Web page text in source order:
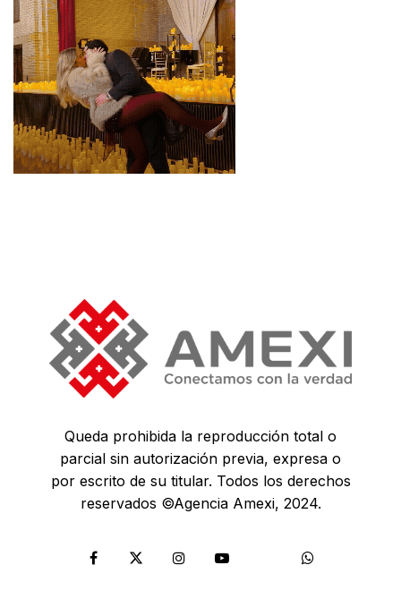
Queda prohibida la reproducción total o
parcial sin autorización previa, expresa o
por escrito de su titular. Todos los derechos
reservados ©Agencia Amexi, 2024.